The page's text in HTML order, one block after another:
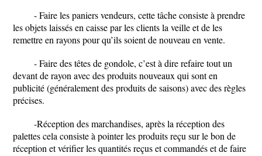
- Faire les paniers vendeurs, cette tâche consiste à prendre
les objets laissés en caisse par les clients la veille et de les
remettre en rayons pour qu’ils soient de nouveau en vente.
- Faire des têtes de gondole, c’est à dire refaire tout un
devant de rayon avec des produits nouveaux qui sont en
publicité (généralement des produits de saisons) avec des règles
précises.
-Réception des marchandises, après la réception des
palettes cela consiste à pointer les produits reçu sur le bon de
réception et vérifier les quantités reçus et commandés et de faire